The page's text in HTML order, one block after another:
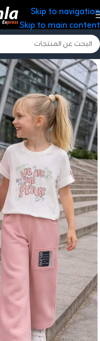
Skip to navigation
Skip to main content